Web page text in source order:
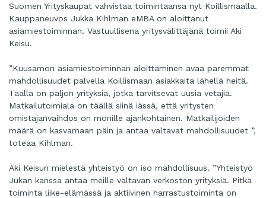
Suomen Yrityskaupat vahvistaa toimintaansa nyt Koillismaalla.
Kauppaneuvos Jukka Kihlman eMBA on aloittanut
asiamiestoiminnan. Vastuullisena yritysvälittäjänä toimii Aki
Keisu.
”Kuusamon asiamiestoiminnan aloittaminen avaa paremmat
mahdollisuudet palvella Koillismaan asiakkaita lähellä heitä.
Täällä on paljon yrityksiä, jotka tarvitsevat uusia vetäjiä.
Matkailutoimiala on täällä siinä iässä, että yritysten
omistajanvaihdos on monille ajankohtainen. Matkailijoiden
määrä on kasvamaan päin ja antaa valtavat mahdollisuudet ”,
toteaa Kihlman.
Aki Keisun mielestä yhteistyö on iso mahdollisuus. ”Yhteistyö
Jukan kanssa antaa meille valtavan verkoston yrityksiä. Pitkä
toiminta liike-elämässä ja aktiivinen harrastustoiminta on